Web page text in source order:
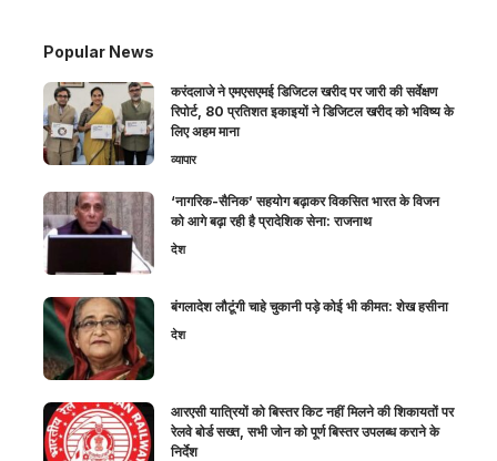
Popular News
करंदलाजे ने एमएसएमई डिजिटल खरीद पर जारी की सर्वेक्षण
रिपोर्ट, 80 प्रतिशत इकाइयों ने डिजिटल खरीद को भविष्य के
लिए अहम माना
व्यापार
‘नागरिक-सैनिक’ सहयोग बढ़ाकर विकसित भारत के विजन
को आगे बढ़ा रही है प्रादेशिक सेना: राजनाथ
देश
बंगलादेश लौटूंगी चाहे चुकानी पड़े कोई भी कीमत: शेख हसीना
देश
आरएसी यात्रियों को बिस्तर किट नहीं मिलने की शिकायतों पर
रेलवे बोर्ड सख्त, सभी जोन को पूर्ण बिस्तर उपलब्ध कराने के
निर्देश